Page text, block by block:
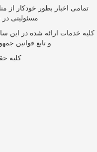
تمامی اخبار بطور خودکار
مسئولیتی در
کلیه خدمات ارائه شده در این
و تابع قوانین
کلیه